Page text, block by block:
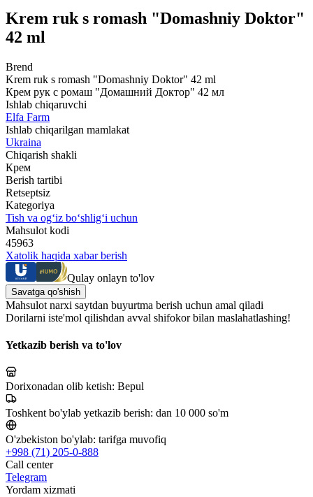
Krem ruk s romash "Domashniy Doktor"
42 ml
Brend
Krem ruk s romash "Domashniy Doktor" 42 ml
Крем рук с ромаш "Домашний Доктор" 42 мл
Ishlab chiqaruvchi
Elfa Farm
Ishlab chiqarilgan mamlakat
Ukraina
Chiqarish shakli
Крем
Berish tartibi
Retseptsiz
Kategoriya
Tish va og‘iz bo‘shlig‘i uchun
Mahsulot kodi
45963
Xatolik haqida xabar berish
Qulay onlayn to'lov
Savatga qo'shish
Mahsulot narxi saytdan buyurtma berish uchun amal qiladi
Dorilarni iste'mol qilishdan avval shifokor bilan maslahatlashing!
Yetkazib berish va to'lov
Dorixonadan olib ketish: Bepul
Toshkent bo'ylab yetkazib berish: dan 10 000 so'm
O'zbekiston bo'ylab: tarifga muvofiq
+998 (71) 205-0-888
Call center
Telegram
Yordam xizmati